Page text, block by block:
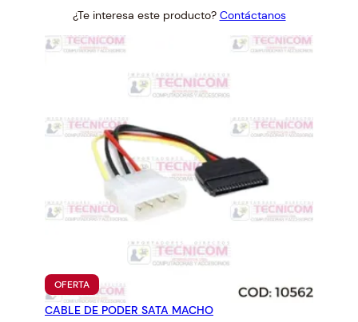
was:is:
¿Te interesa este producto? Contáctanos
OFERTAPRODUCTO
EN
OFERTA
CABLE DE PODER SATA MACHO